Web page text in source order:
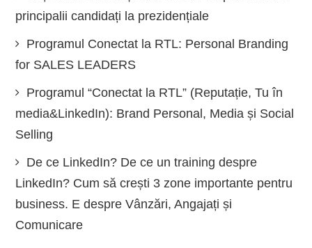
principalii candidați la prezidențiale
Programul Conectat la RTL: Personal Branding
for SALES LEADERS
Programul “Conectat la RTL” (Reputație, Tu în
media&LinkedIn): Brand Personal, Media și Social
Selling
De ce LinkedIn? De ce un training despre
LinkedIn? Cum să crești 3 zone importante pentru
business. E despre Vânzări, Angajați și
Comunicare